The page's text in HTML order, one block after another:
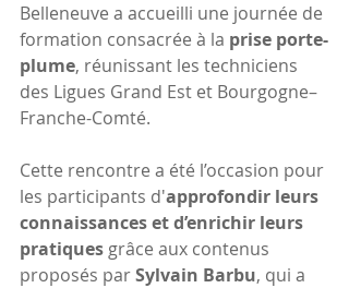
Belleneuve a accueilli une journée de
formation consacrée à la prise porte-
plume, réunissant les techniciens
des Ligues Grand Est et Bourgogne–
Franche-Comté.
Cette rencontre a été l’occasion pour
les participants d'approfondir leurs
connaissances et d’enrichir leurs
pratiques grâce aux contenus
proposés par Sylvain Barbu, qui a